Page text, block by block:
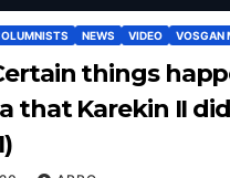
NEWS VIDEO VOSGAN
things
that Karekin II